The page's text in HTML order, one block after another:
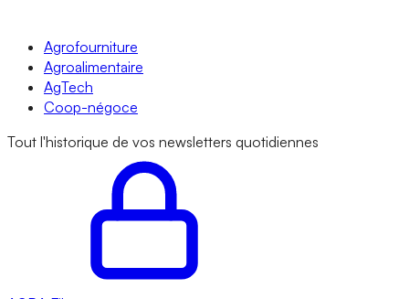
Agrofourniture
Agroalimentaire
AgTech
Coop-négoce
Tout l'historique de vos newsletters quotidiennes